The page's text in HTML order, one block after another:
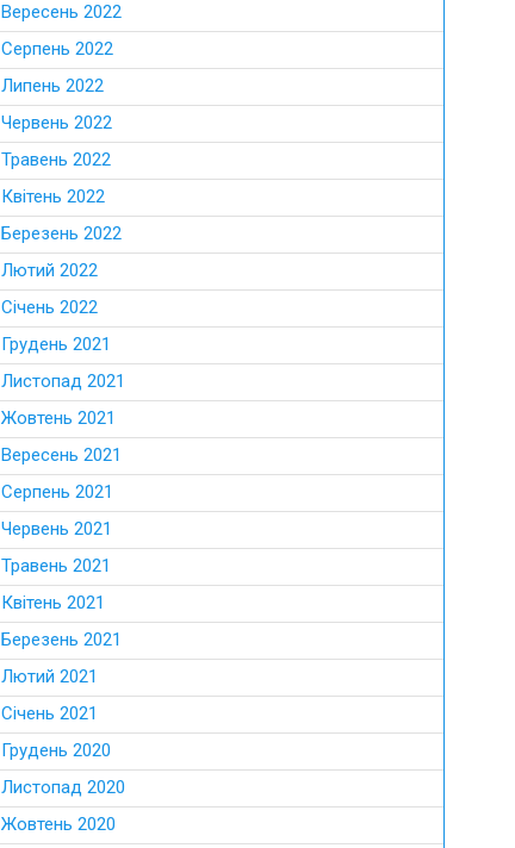
Вересень 2022
Серпень 2022
Липень 2022
Червень 2022
Травень 2022
Квітень 2022
Березень 2022
Лютий 2022
Січень 2022
Грудень 2021
Листопад 2021
Жовтень 2021
Вересень 2021
Серпень 2021
Червень 2021
Травень 2021
Квітень 2021
Березень 2021
Лютий 2021
Січень 2021
Грудень 2020
Листопад 2020
Жовтень 2020